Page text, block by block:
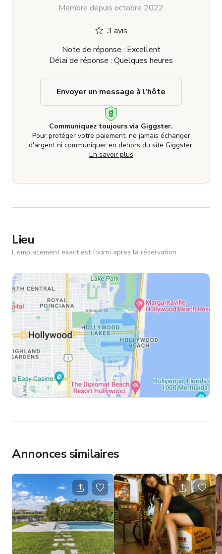
Membre depuis octobre 2022
3 avis
Note de réponse : Excellent
Délai de réponse : Quelques heures
Communiquez toujours via Giggster.
Pour protéger votre paiement, ne jamais échanger
d'argent ni communiquer en dehors du site Giggster.
En savoir plus
Envoyer un message à l'hôte
Lieu
L'emplacement exact est fourni après la réservation.
Annonces similaires